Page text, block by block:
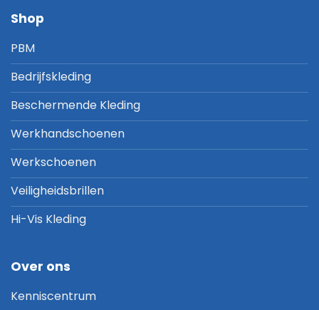
Shop
PBM
Bedrijfskleding
Beschermende Kleding
Werkhandschoenen
Werkschoenen
Veiligheidsbrillen
Hi-Vis Kleding
Over ons
Kenniscentrum